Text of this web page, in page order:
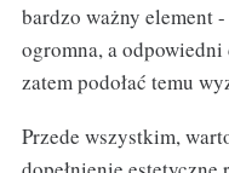
bardzo ważny element -
ogromna, a
zatem podołać temu
Przede wszystkim,